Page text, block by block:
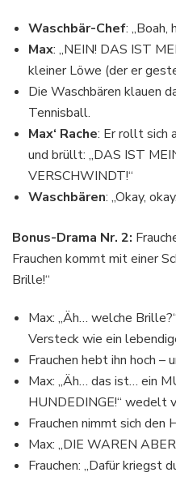
Waschbär-Chef: „Boah,
Max: „NEIN! DAS IST
kleiner Löwe (der er
Die Waschbären klauen
Tennisball.
Max‘ Rache: Er rollt sich
und brüllt: „DAS IST
VERSCHWINDT!“
Waschbären: „Okay,
Bonus-Drama Nr. 2:
Frauchen kommt mit einer
Brille!“
Max: „Äh… welche
Versteck wie ein
Frauchen hebt ihn hoch –
Max: „Äh… das ist… ein
HUNDEDINGE!“ wedelt
Frauchen nimmt sich den
Max: „DIE WAREN
Frauchen: „Dafür kriegst